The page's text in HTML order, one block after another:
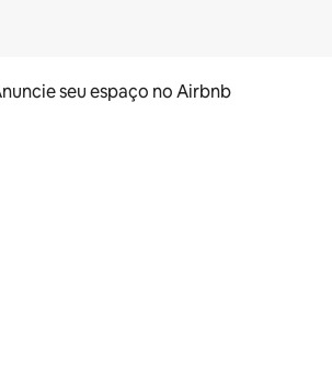
seu espaço no Airbnb